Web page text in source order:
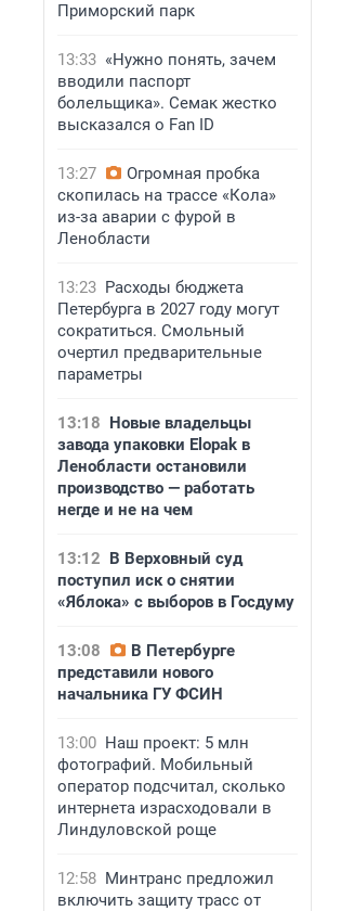
Приморский парк
13:33 «Нужно понять, зачем
вводили паспорт
болельщика». Семак жестко
высказался о Fan ID
13:27
Огромная пробка
скопилась на трассе «Кола»
из-за аварии с фурой в
Ленобласти
13:23 Расходы бюджета
Петербурга в 2027 году могут
сократиться. Смольный
очертил предварительные
параметры
13:18 Новые владельцы
завода упаковки Elopak в
Ленобласти остановили
производство — работать
негде и не на чем
13:12 В Верховный суд
поступил иск о снятии
«Яблока» с выборов в Госдуму
13:08
В Петербурге
представили нового
начальника ГУ ФСИН
13:00 Наш проект: 5 млн
фотографий. Мобильный
оператор подсчитал, сколько
интернета израсходовали в
Линдуловской роще
12:58 Минтранс предложил
включить защиту трасс от